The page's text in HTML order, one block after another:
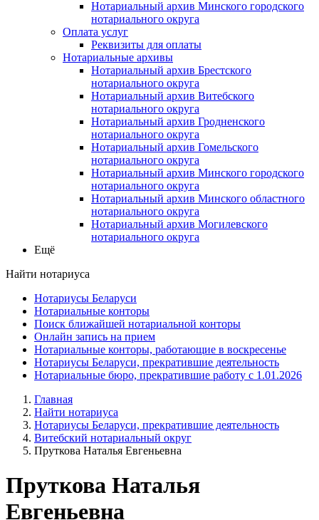
Нотариальный архив Минского городского
нотариального округа
Оплата услуг
Реквизиты для оплаты
Нотариальные архивы
Нотариальный архив Брестского
нотариального округа
Нотариальный архив Витебского
нотариального округа
Нотариальный архив Гродненского
нотариального округа
Нотариальный архив Гомельского
нотариального округа
Нотариальный архив Минского городского
нотариального округа
Нотариальный архив Минского областного
нотариального округа
Нотариальный архив Могилевского
нотариального округа
Ещё
Найти нотариуса
Нотариусы Беларуси
Нотариальные конторы
Поиск ближайшей нотариальной конторы
Онлайн запись на прием
Нотариальные конторы, работающие в воскресенье
Нотариусы Беларуси, прекратившие деятельность
Нотариальные бюро, прекратившие работу с 1.01.2026
Главная
Найти нотариуса
Нотариусы Беларуси, прекратившие деятельность
Витебский нотариальный округ
Пруткова Наталья Евгеньевна
Пруткова Наталья
Евгеньевна